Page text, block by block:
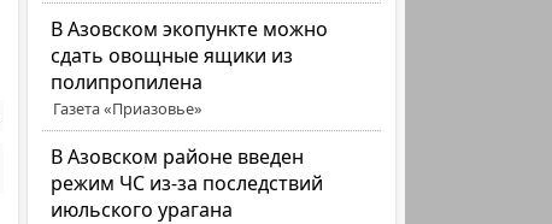
В Азовском экопункте можно
сдать овощные ящики из
полипропилена
Газета «Приазовье»
В Азовском районе введен
режим ЧС из-за последствий
июльского урагана